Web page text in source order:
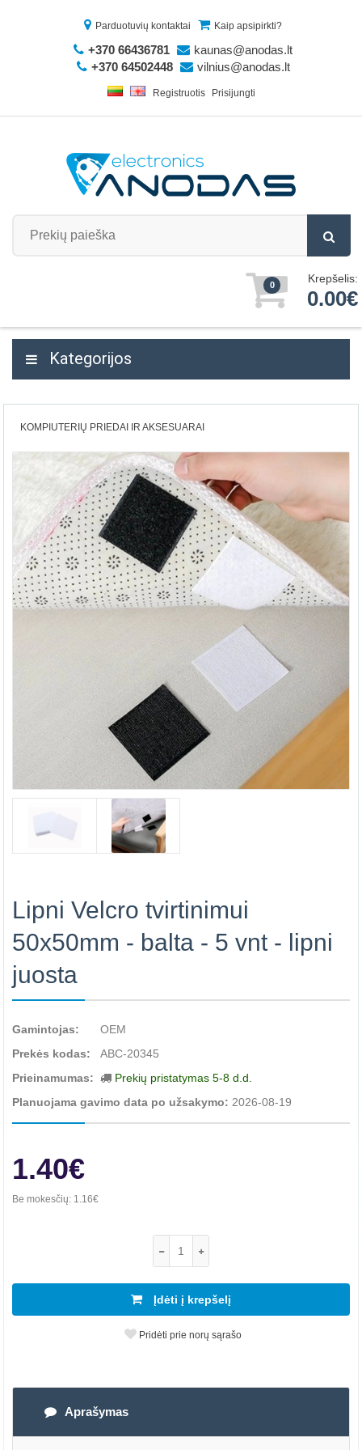
Parduotuvių kontaktai Kaip apsipirkti?
+370 66436781
kaunas@anodas.lt
+370 64502448
vilnius@anodas.lt
Registruotis Prisijungti
0 Krepšelis:
0.00€
Kategorijos
KOMPIUTERIŲ PRIEDAI IR AKSESUARAI
Lipni Velcro tvirtinimui
50x50mm - balta - 5 vnt - lipni
juosta
Gamintojas:
OEM
Prekės kodas:
ABC-20345
Prieinamumas:
Prekių pristatymas 5-8 d.d.
Planuojama gavimo data po užsakymo: 2026-08-19
1.40€
Be mokesčių: 1.16€
Įdėti į krepšelį
Pridėti prie norų sąrašo
Aprašymas